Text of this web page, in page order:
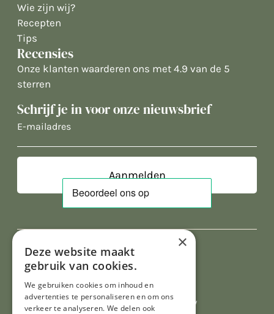
Wie zijn wij?
Recepten
Tips
Recensies
Onze klanten waarderen ons met 4.9 van de 5
sterren
Schrijf je in voor onze nieuwsbrief
E-
Al onze prijzen zijn incl. BTW
×
Deze website maakt
gebruik van cookies.
We gebruiken cookies om inhoud en
advertenties te personaliseren en om ons
verkeer te analyseren. We delen ook